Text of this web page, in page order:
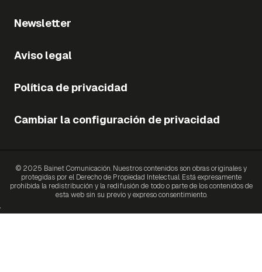
Newsletter
Aviso legal
Política de privacidad
Cambiar la configuración de privacidad
© 2025 Bainet Comunicación. Nuestros contenidos son obras originales y
protegidas por el Derecho de Propiedad Intelectual. Está expresamente
prohibida la redistribución y la redifusión de todo o parte de los contenidos de
esta web sin su previo y expreso consentimiento.